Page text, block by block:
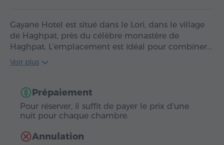
Gayane Hotel est situé dans le Lori, dans le village
de Haghpat, près du célèbre monastère de
Haghpat. L'emplacement est idéal pour combiner…
Voir plus
Prépaiement
Pour réserver, il suffit de payer le prix d'une
nuit pour chaque chambre.
Annulation